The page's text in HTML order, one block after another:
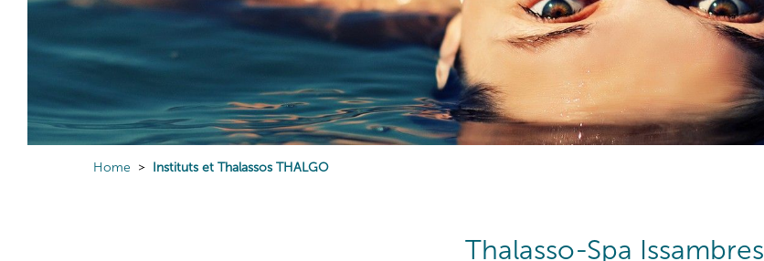
Home Instituts et Thalassos THALGO
Thalasso-Spa Issambres